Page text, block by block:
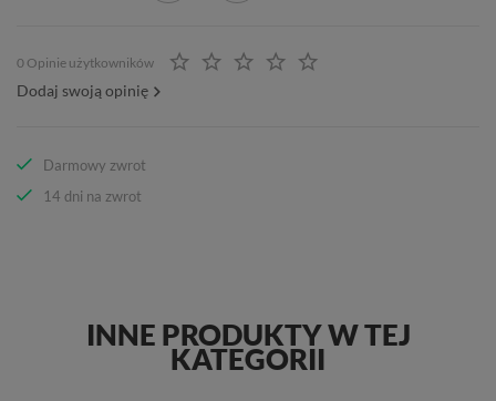
0 Opinie użytkowników
Dodaj swoją opinię
Darmowy zwrot
14 dni na zwrot
INNE PRODUKTY W TEJ
KATEGORII